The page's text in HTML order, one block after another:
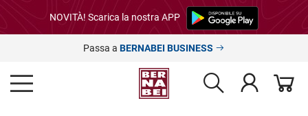
NOVITÀ! Scarica la nostra APP
Passa a BERNABEI BUSINESS